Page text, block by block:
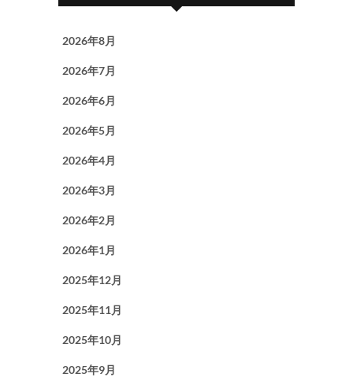
2026年8月
2026年7月
2026年6月
2026年5月
2026年4月
2026年3月
2026年2月
2026年1月
2025年12月
2025年11月
2025年10月
2025年9月